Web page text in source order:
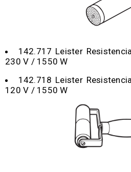
142.717 Leister
230 V / 1550 W
142.718 Leister
120 V / 1550 W